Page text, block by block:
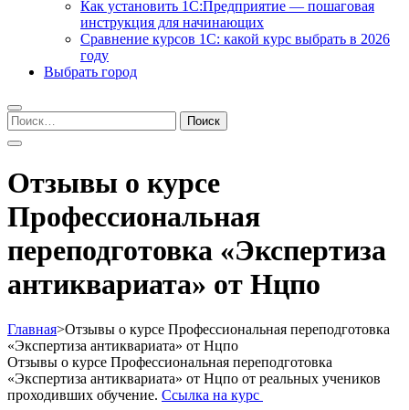
Как установить 1С:Предприятие — пошаговая
инструкция для начинающих
Сравнение курсов 1С: какой курс выбрать в 2026
году
Выбрать город
Найти:
Отзывы о курсе
Профессиональная
переподготовка «Экспертиза
антиквариата» от Нцпо
Главная>Отзывы о курсе Профессиональная переподготовка
«Экспертиза антиквариата» от Нцпо
Отзывы о курсе Профессиональная переподготовка
«Экспертиза антиквариата» от Нцпо от реальных учеников
проходивших обучение. Ссылка на курс